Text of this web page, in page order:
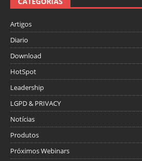
Artigos
Diario
Download
HotSpot
Leadership
LGPD & PRIVACY
Notícias
Produtos
Próximos Webinars